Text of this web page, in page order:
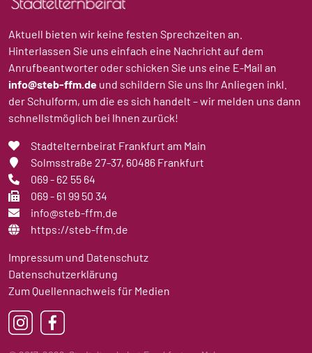
Aktuell bieten wir keine festen Sprechzeiten an.
Hinterlassen Sie uns einfach eine Nachricht auf dem
Anrufbeantworter oder schicken Sie uns eine E-Mail an
info@steb-ffm.de und schildern Sie uns Ihr Anliegen inkl.
der Schulform, um die es sich handelt – wir melden uns dann
schnellstmöglich bei Ihnen zurück!
Stadtelternbeirat Frankfurt am Main
Solmsstraße 27-37, 60486 Frankfurt
069 - 62 55 64
069 - 61 99 50 34
info@steb-ffm.de
https://steb-ffm.de
Impressum und Datenschutz
Datenschutzerklärung
Zum Quellennachweis für Medien